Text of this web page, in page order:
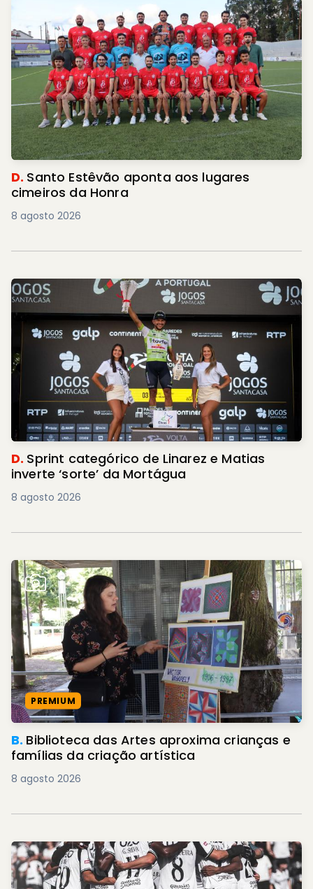
D. Santo Estêvão aponta aos lugares
cimeiros da Honra
8 agosto 2026
D. Sprint categórico de Linarez e Matias
inverte ‘sorte’ da Mortágua
8 agosto 2026
PREMIUM
B. Biblioteca das Artes aproxima crianças e
famílias da criação artística
8 agosto 2026